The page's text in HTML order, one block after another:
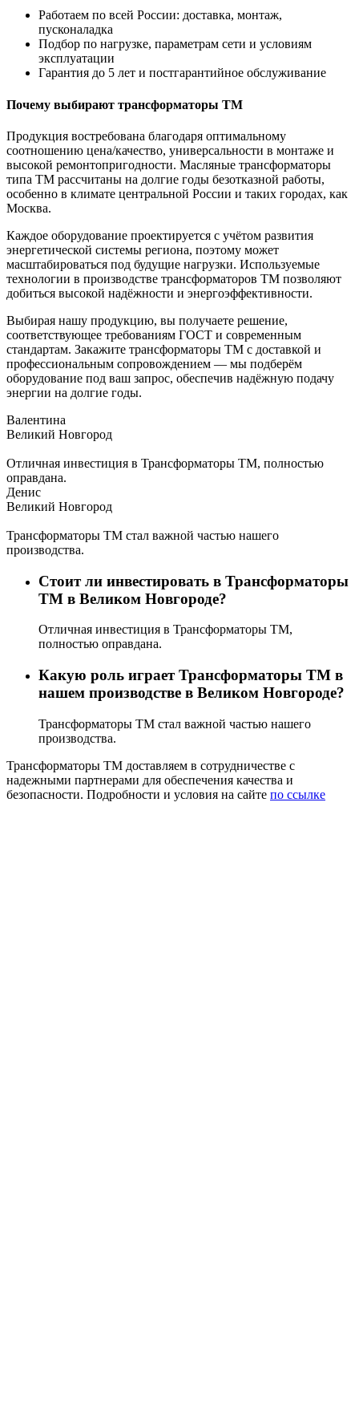
Работаем по всей России: доставка, монтаж,
пусконаладка
Подбор по нагрузке, параметрам сети и условиям
эксплуатации
Гарантия до 5 лет и постгарантийное обслуживание
Почему выбирают трансформаторы ТМ
Продукция востребована благодаря оптимальному
соотношению цена/качество, универсальности в монтаже и
высокой ремонтопригодности. Масляные трансформаторы
типа ТМ рассчитаны на долгие годы безотказной работы,
особенно в климате центральной России и таких городах, как
Москва.
Каждое оборудование проектируется с учётом развития
энергетической системы региона, поэтому может
масштабироваться под будущие нагрузки. Используемые
технологии в производстве трансформаторов ТМ позволяют
добиться высокой надёжности и энергоэффективности.
Выбирая нашу продукцию, вы получаете решение,
соответствующее требованиям ГОСТ и современным
стандартам. Закажите трансформаторы ТМ с доставкой и
профессиональным сопровождением — мы подберём
оборудование под ваш запрос, обеспечив надёжную подачу
энергии на долгие годы.
Валентина
Великий Новгород
Отличная инвестиция в Трансформаторы ТМ, полностью
оправдана.
Денис
Великий Новгород
Трансформаторы ТМ стал важной частью нашего
производства.
Стоит ли инвестировать в Трансформаторы
ТМ в Великом Новгороде?
Отличная инвестиция в Трансформаторы ТМ,
полностью оправдана.
Какую роль играет Трансформаторы ТМ в
нашем производстве в Великом Новгороде?
Трансформаторы ТМ стал важной частью нашего
производства.
Трансформаторы ТМ доставляем в сотрудничестве с
надежными партнерами для обеспечения качества и
безопасности. Подробности и условия на сайте по ссылке